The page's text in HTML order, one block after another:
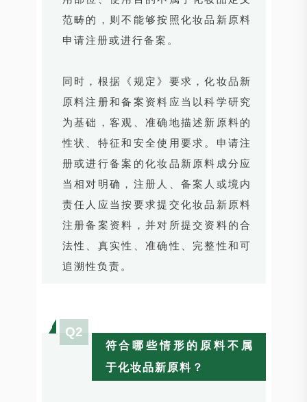
范畴的，则不能够按照化妆品新原料
申请注册或进行备案。
同时，根据《规定》要求，化妆品新
原料注册和备案资料应当以科学研究
为基础，客观、准确地描述新原料的
性状、特征和安全使用要求。申请注
册或进行备案的化妆品新原料成分应
当相对明确，注册人、备案人或境内
责任人应当按要求提交化妆品新原料
注册备案资料，并对所提交资料的合
法性、真实性、准确性、完整性和可
追溯性负责。
Q2
符合哪些情形的原料不属
于化妆品新原料？